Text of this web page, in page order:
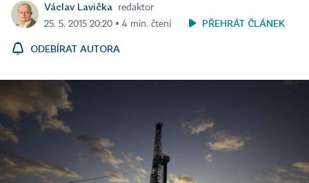
Václav Lavička
redaktor
25. 5. 2015 20:20 ▪ 4 min. čtení
PŘEHRÁT ČLÁNEK
ODEBÍRAT AUTORA